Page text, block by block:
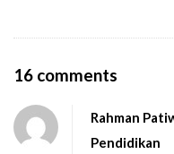
16 comments
B
e
Rahman
Pendidikan